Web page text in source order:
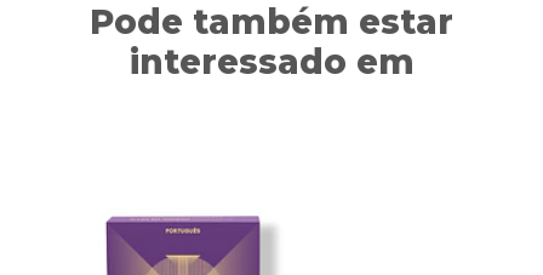
Pode também estar
interessado em